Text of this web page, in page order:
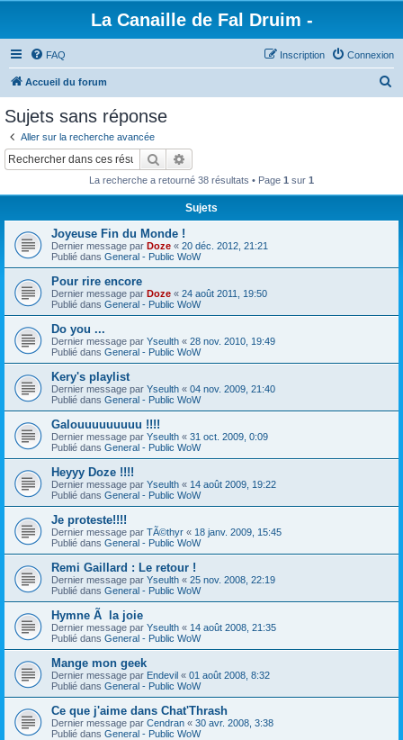
La Canaille de Fal Druim -
FAQ Connexion
Inscription
Accueil du forum
Sujets sans réponse
Aller sur la recherche avancée
Rechercher
La recherche a retourné 38 résultats • Page 1 sur 1
Sujets
Joyeuse Fin du Monde !
Dernier message par Doze « 20 déc. 2012, 21:21
Publié dans General - Public WoW
Pour rire encore
Dernier message par Doze « 24 août 2011, 19:50
Publié dans General - Public WoW
Do you ...
Dernier message par Yseulth « 28 nov. 2010, 19:49
Publié dans General - Public WoW
Kery's playlist
Dernier message par Yseulth « 04 nov. 2009, 21:40
Publié dans General - Public WoW
Galouuuuuuuuu !!!!
Dernier message par Yseulth « 31 oct. 2009, 0:09
Publié dans General - Public WoW
Heyyy Doze !!!!
Dernier message par Yseulth « 14 août 2009, 19:22
Publié dans General - Public WoW
Je proteste!!!!
Dernier message par TÃ©thyr « 18 janv. 2009, 15:45
Publié dans General - Public WoW
Remi Gaillard : Le retour !
Dernier message par Yseulth « 25 nov. 2008, 22:19
Publié dans General - Public WoW
Hymne Ã la joie
Dernier message par Yseulth « 14 août 2008, 21:35
Publié dans General - Public WoW
Mange mon geek
Dernier message par Endevil « 01 août 2008, 8:32
Publié dans General - Public WoW
Ce que j'aime dans Chat'Thrash
Dernier message par Cendran « 30 avr. 2008, 3:38
Publié dans General - Public WoW